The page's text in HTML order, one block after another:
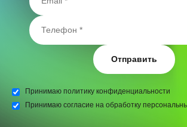
Отправить
Принимаю политику конфиденциальности
Принимаю согласие на обработку